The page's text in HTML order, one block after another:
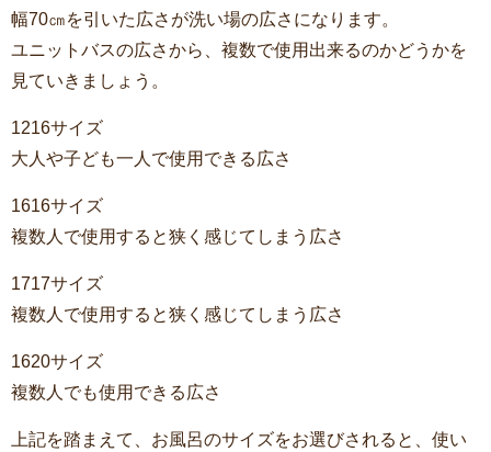
幅70㎝を引いた広さが洗い場の広さになります。
ユニットバスの広さから、複数で使用出来るのかどうかを
見ていきましょう。
1216サイズ
大人や子ども一人で使用できる広さ
1616サイズ
複数人で使用すると狭く感じてしまう広さ
1717サイズ
複数人で使用すると狭く感じてしまう広さ
1620サイズ
複数人でも使用できる広さ
上記を踏まえて、お風呂のサイズをお選びされると、使い